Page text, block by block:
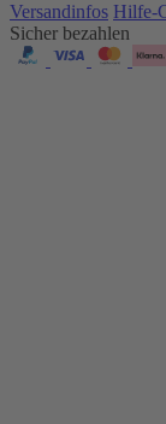
Versandinfos Hilfe-
Sicher bezahlen